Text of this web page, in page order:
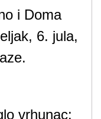
i Doma
6. jula,